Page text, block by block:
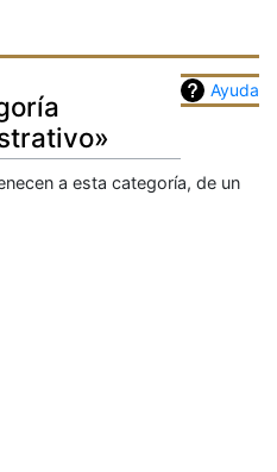
Ayuda
a esta categoría, de un